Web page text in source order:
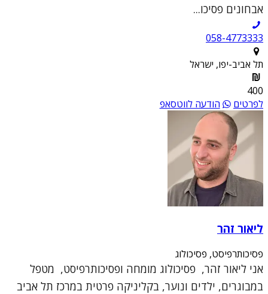
אבחונים פסיכו...
058-4773333
תל אביב-יפו, ישראל
400
לפרטים
הודעה לווטסאפ
ליאור זהר
פסיכותרפיסט, פסיכולוג
אני ליאור זהר, פסיכולוג מומחה ופסיכותרפיסט, מטפל
במבוגרים, ילדים ונוער, בקליניקה פרטית במרכז תל אביב